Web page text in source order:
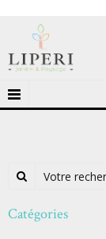
Catégories